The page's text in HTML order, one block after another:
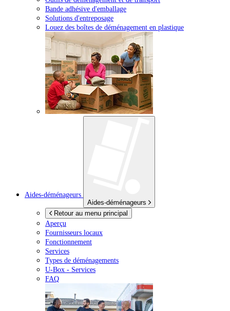
Bande adhésive d'emballage
Solutions d'entreposage
Louez des boîtes de déménagement en plastique
Aides-déménageurs
Aides-déménageurs
Retour au menu principal
Aperçu
Fournisseurs locaux
Fonctionnement
Services
Types de déménagements
U-Box - Services
FAQ